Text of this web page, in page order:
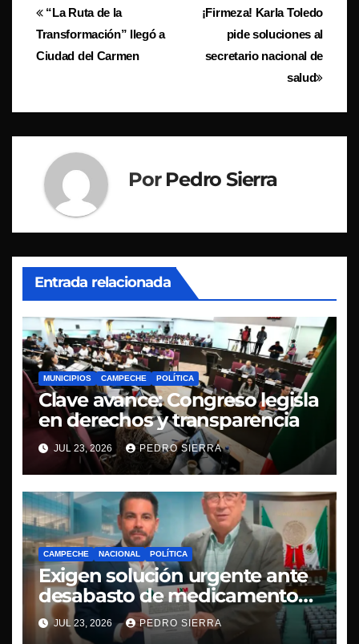
Navegación
de
¡Firmeza! Karla Toledo
pide soluciones al
secretario nacional de
salud
“La Ruta de la
Transformación” llegó a
Ciudad del Carmen
Por Pedro Sierra
Entrada relacionada
MUNICIPIOS CAMPECHE POLÍTICA
Clave avance: Congreso legisla
en derechos y transparencia
JUL 23, 2026 PEDRO SIERRA
CAMPECHE NACIONAL POLÍTICA
Exigen solución urgente ante
desabasto de medicamentos
oncológicos en Campeche
JUL 23, 2026 PEDRO SIERRA